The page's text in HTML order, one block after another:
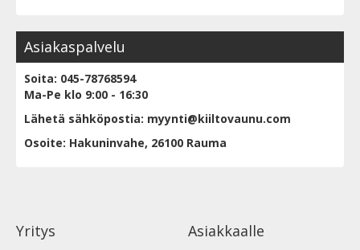
Asiakaspalvelu
Soita: 045-78768594
Ma-Pe klo 9:00 - 16:30
Lähetä sähköpostia: myynti@kiiltovaunu.com
Osoite: Hakuninvahe, 26100 Rauma
Yritys Asiakkaalle